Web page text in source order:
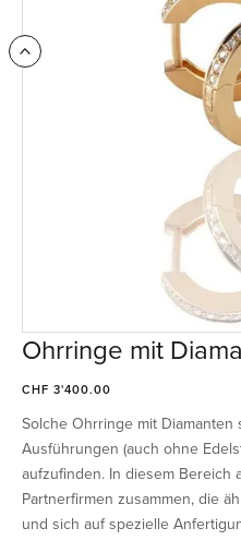
Ohrringe mit
CHF 3'400.00
Solche Ohrringe mit
Ausführungen (auch ohne
aufzufinden. In diesem Bereich
Partnerfirmen zusammen, die
und sich auf spezielle